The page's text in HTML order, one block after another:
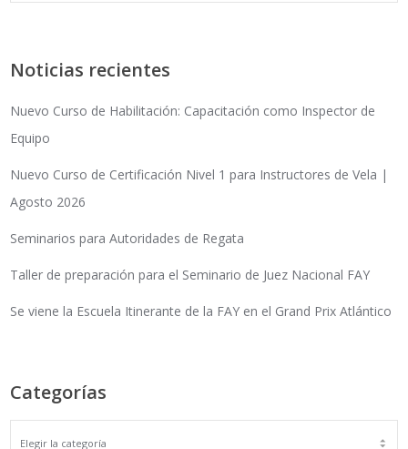
Noticias recientes
Nuevo Curso de Habilitación: Capacitación como Inspector de
Equipo
Nuevo Curso de Certificación Nivel 1 para Instructores de Vela |
Agosto 2026
Seminarios para Autoridades de Regata
Taller de preparación para el Seminario de Juez Nacional FAY
Se viene la Escuela Itinerante de la FAY en el Grand Prix Atlántico
Categorías